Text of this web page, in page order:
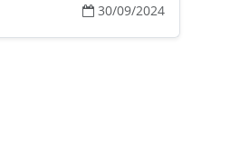
30/09/2024